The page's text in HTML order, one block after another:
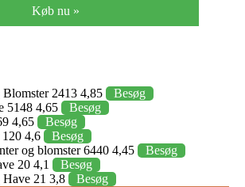
Køb nu »
Blomster 2413 4,85
Besøg
5148 4,65
Besøg
4,65
Besøg
4,6
Besøg
og blomster 6440 4,45
Besøg
20 4,1
Besøg
Have 21 3,8
Besøg